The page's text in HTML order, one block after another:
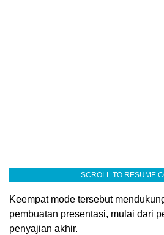
SCROLL TO RESUME
Keempat mode tersebut
pembuatan presentasi, mulai dari
penyajian akhir.